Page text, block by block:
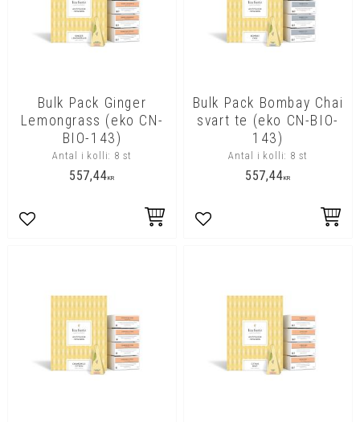
Bulk Pack Ginger
Lemongrass (eko CN-
BIO-143)
Antal i kolli: 8 st
557,44KR
Lägg till i favoriter
Bulk Pack Bombay Chai
svart te (eko CN-BIO-
143)
Antal i kolli: 8 st
557,44KR
Lägg till i favoriter